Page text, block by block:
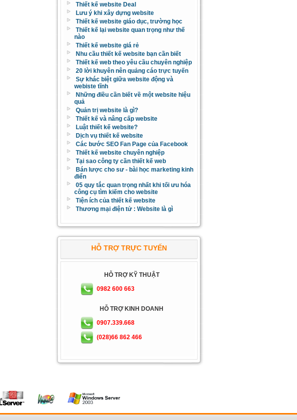
Thiết kế website Deal
Lưu ý khi xây dựng website
Thiết kế website giáo dục, trường học
Thiết kế lại website quan trọng như thế
nào
Thiết kế website giá rẻ
Nhu cầu thiết kế website bạn cần biết
Thiết kế web theo yêu cầu chuyên nghiệp
20 lời khuyên nên quảng cáo trực tuyến
Sự khác biệt giữa website động và
webiste tĩnh
Những điều cần biết về một website hiệu
quả
Quản trị website là gì?
Thiết kế và nâng cấp website
Luật thiết kế website?
Dịch vụ thiết kế website
Các bước SEO Fan Page của Facebook
Thiết kế website chuyên nghiệp
Tại sao công ty cần thiết kế web
Bán lược cho sư - bài học marketing kinh
điển
05 quy tắc quan trọng nhất khi tối ưu hóa
công cụ tìm kiếm cho website
Tiện ích của thiết kế website
Thương mại điện tử : Website là gì
HỖ TRỢ TRỰC TUYẾN
HỖ TRỢ KỸ THUẬT
0982 600 663
HỖ TRỢ KINH DOANH
0907.339.668
(028)66 862 466